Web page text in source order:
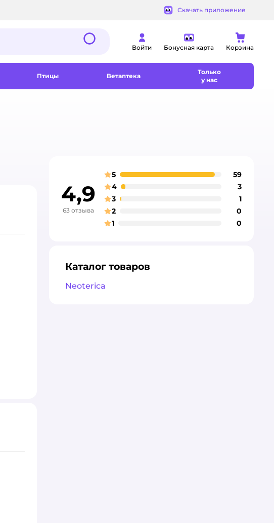
Скачать приложение
Войти Бонусная карта Корзина
Птицы Ветаптека
Только
у нас
4,9
63 отзыва
оценка
5 59отзыва
оценка
4 3отзыва
оценка
3 1отзыва
оценка
2 0
оценка
1 0
Каталог товаров
Neoterica